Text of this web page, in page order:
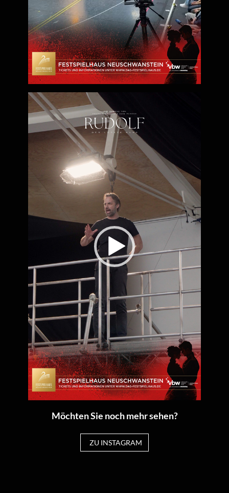
Neuschwanstein wird Geschichte lebendig – und das
Vermächtnis einer der faszinierendsten Persönlichkeiten
des Habsburgerreichs spürbar.
Video-
Player
Möchten Sie noch mehr sehen?
ZU INSTAGRAM